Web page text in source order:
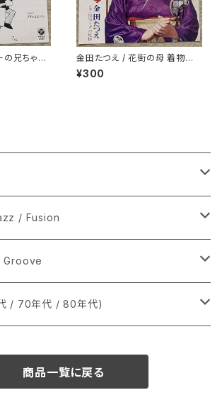
兄ちゃん
金田たつえ / 花街の母 着物ジャ
ケ
¥300
/ Fusion
Groove
/ 70年代 / 80年代)
商品一覧に戻る